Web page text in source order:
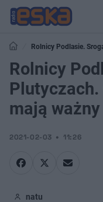
Rolnicy Podlasie.
apel [WIDEO]
Rolnicy
mają ważny
2021-02-03 11:26
natu